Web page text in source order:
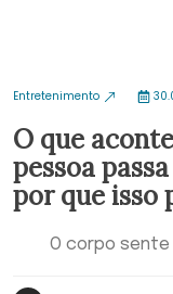
Entretenimento
O que
pessoa
por que isso
O corpo sente